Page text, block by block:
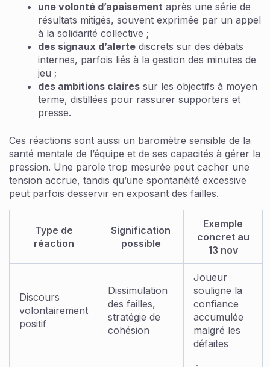
une volonté d’apaisement après une série de
résultats mitigés, souvent exprimée par un appel
à la solidarité collective ;
des signaux d’alerte discrets sur des débats
internes, parfois liés à la gestion des minutes de
jeu ;
des ambitions claires sur les objectifs à moyen
terme, distillées pour rassurer supporters et
presse.
Ces réactions sont aussi un baromètre sensible de la
santé mentale de l’équipe et de ses capacités à gérer la
pression. Une parole trop mesurée peut cacher une
tension accrue, tandis qu’une spontanéité excessive
peut parfois desservir en exposant des failles.
Type de
réaction
Signification
possible
Exemple
concret au
13 nov
Discours
volontairement
positif
Dissimulation
des failles,
stratégie de
cohésion
Joueur
souligne la
confiance
accumulée
malgré les
défaites